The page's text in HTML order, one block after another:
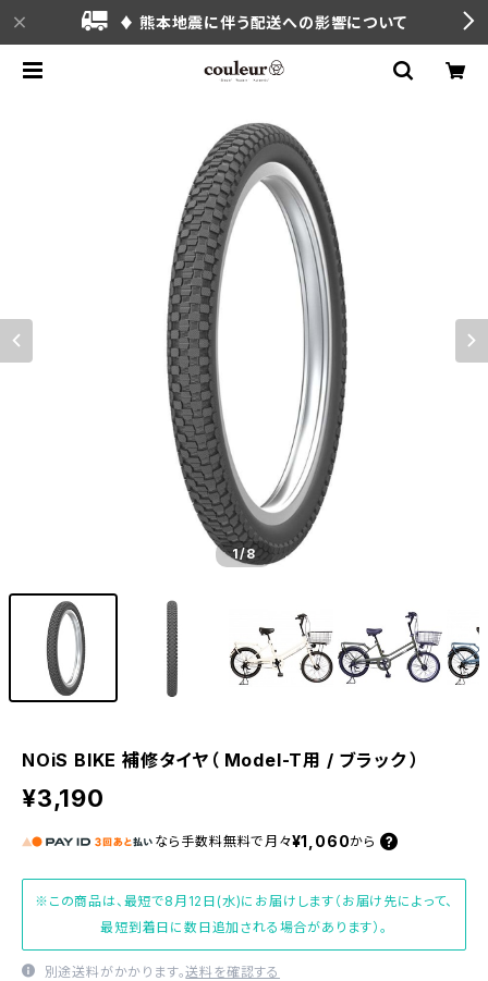
♦ 熊本地震に伴う配送への影響について
1/8
NOiS BIKE 補修タイヤ（ Model-T用 / ブラック ）
¥3,190
なら 手数料無料で 月々¥1,060から
※この商品は、最短で8月12日(水)にお届けします（お届け先によって、
最短到着日に数日追加される場合があります）。
別途送料がかかります。送料を確認する